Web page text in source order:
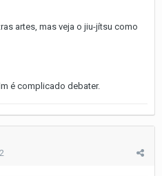
artes, mas veja o jiu-jítsu como
é complicado debater.